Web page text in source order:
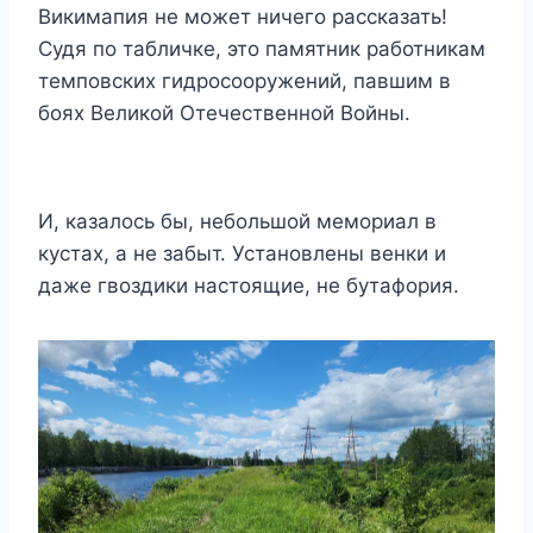
Викимапия не может ничего рассказать!
Судя по табличке, это памятник работникам
темповских гидросооружений, павшим в
боях Великой Отечественной Войны.
И, казалось бы, небольшой мемориал в
кустах, а не забыт. Установлены венки и
даже гвоздики настоящие, не бутафория.